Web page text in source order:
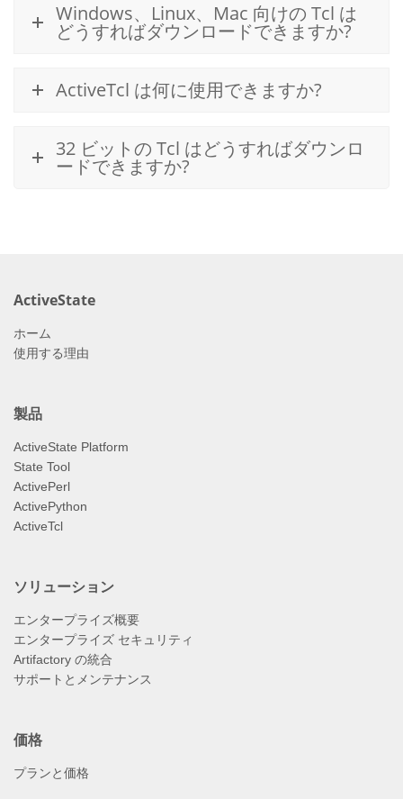
Windows、Linux、Mac 向けの Tcl は
どうすればダウンロードできますか?
ActiveTcl は何に使用できますか?
32 ビットの Tcl はどうすればダウンロ
ードできますか?
ActiveState
ホーム
使用する理由
製品
ActiveState Platform
State Tool
ActivePerl
ActivePython
ActiveTcl
ソリューション
エンタープライズ概要
エンタープライズ セキュリティ
Artifactory の統合
サポートとメンテナンス
価格
プランと価格